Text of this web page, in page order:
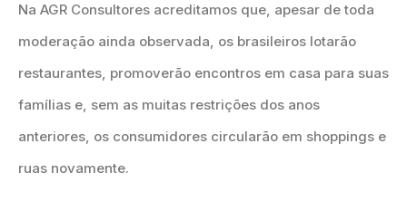
Na AGR Consultores acreditamos que, apesar de toda
moderação ainda observada, os brasileiros lotarão
restaurantes, promoverão encontros em casa para suas
famílias e, sem as muitas restrições dos anos
anteriores, os consumidores circularão em shoppings e
ruas novamente.